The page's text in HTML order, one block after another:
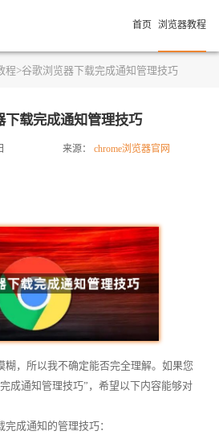
首页 浏览器教程
程>谷歌浏览器下载完成通知管理技巧
下载完成通知管理技巧
来源： chrome浏览器官网
糊，所以我不确定能否完全理解。如果您
成通知管理技巧”，希望以下内容能够对
成通知的管理技巧：